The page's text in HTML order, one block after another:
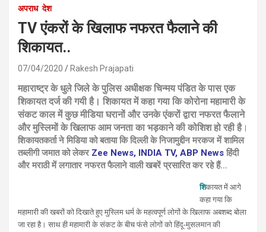
अपराध देश
TV एंकरों के खिलाफ नफरत फैलाने की
शिकायत..
07/04/2020 Rakesh Prajapati
महाराष्ट्र के धुले जिले के पुलिस अधीक्षक चिन्मय पंडित के पास एक
शिकायत दर्ज की गयी है। शिकायत में कहा गया कि कोरोना महामारी के
संकट काल में कुछ मीडिया घरानों और उनके एंकरों द्वारा नफरत फैलाने
और मुस्लिमों के खिलाफ आम जनता का भड़काने की कोशिश हो रही है।
शिकायतकर्ता ने मिडिया को बताया कि दिल्ली के निजामुद्दीन मरकज में शामिल
तब्लीगी जमात को लेकर Zee News, INDIA TV, ABP News हिंदी
और मराठी में लगातार नफरत फैलाने वाली खबरें प्रसारित कर रहे हैं…
शिकायत में आगे
कहा गया कि
महामारी की खबरों को दिखाते हुए मुस्लिम धर्म के महत्वपूर्ण लोगों के खिलाफ अबशब्द बोला
जा रहा है। साथ ही महामारी के संकट के बीच फंसे लोगों को हिंदू-मुसलमान की